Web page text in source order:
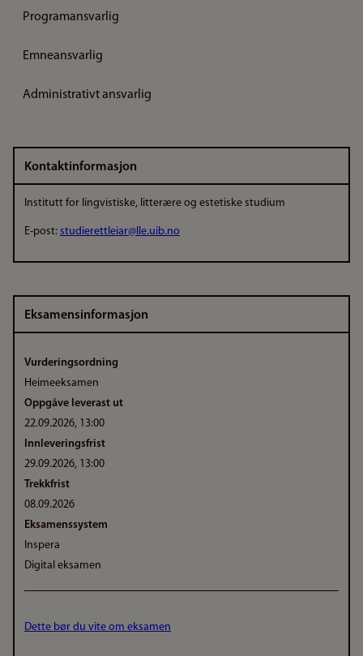
Programansvarlig
Emneansvarlig
Administrativt ansvarlig
Kontaktinformasjon
Institutt for lingvistiske, litterære og estetiske studium
E-post: studierettleiar@lle.uib.no
Eksamensinformasjon
Vurderingsordning
Heimeeksamen
Oppgåve leverast ut
22.09.2026, 13:00
Innleveringsfrist
29.09.2026, 13:00
Trekkfrist
08.09.2026
Eksamenssystem
Inspera
Digital eksamen
Dette bør du vite om eksamen